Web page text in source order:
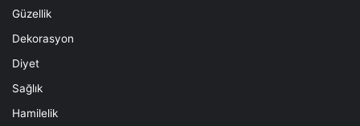
Güzellik
Dekorasyon
Diyet
Sağlık
Hamilelik